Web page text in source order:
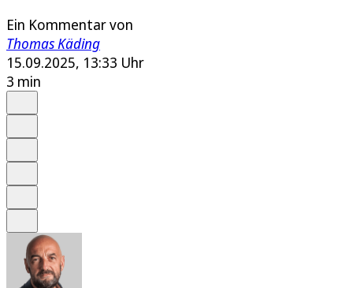
Ein Kommentar von
Thomas Käding
15.09.2025, 13:33 Uhr
3 min